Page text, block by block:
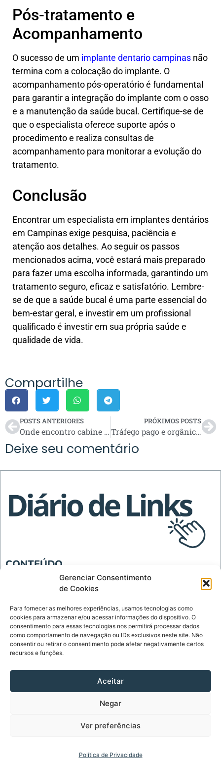
Gerenciar Consentimento
de Cookies
Para fornecer as melhores experiências, usamos tecnologias como
cookies para armazenar e/ou acessar informações do dispositivo. O
consentimento para essas tecnologias nos permitirá processar dados
como comportamento de navegação ou IDs exclusivos neste site. Não
consentir ou retirar o consentimento pode afetar negativamente certos
recursos e funções.
Aceitar
Negar
Ver preferências
Política de Privacidade
Pós-tratamento e
Acompanhamento
O sucesso de um implante dentario campinas não
termina com a colocação do implante. O
acompanhamento pós-operatório é fundamental
para garantir a integração do implante com o osso
e a manutenção da saúde bucal. Certifique-se de
que o especialista oferece suporte após o
procedimento e realiza consultas de
acompanhamento para monitorar a evolução do
tratamento.
Conclusão
Encontrar um especialista em implantes dentários
em Campinas exige pesquisa, paciência e
atenção aos detalhes. Ao seguir os passos
mencionados acima, você estará mais preparado
para fazer uma escolha informada, garantindo um
tratamento seguro, eficaz e satisfatório. Lembre-
se de que a saúde bucal é uma parte essencial do
bem-estar geral, e investir em um profissional
qualificado é investir em sua própria saúde e
qualidade de vida.
Compartilhe
POSTS ANTERIORES
Onde encontro cabine para trator?
PRÓXIMOS POSTS
Tráfego pago e orgânico — qual a diferença?
Deixe seu comentário
CONTEÚDO
INSTITUCIONAL
Página Inicial
Política de Privacidade
Termos de Uso
Sobre